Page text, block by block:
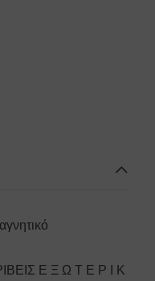
Ε Ξ Ω Τ Ε Ρ Ι Κ